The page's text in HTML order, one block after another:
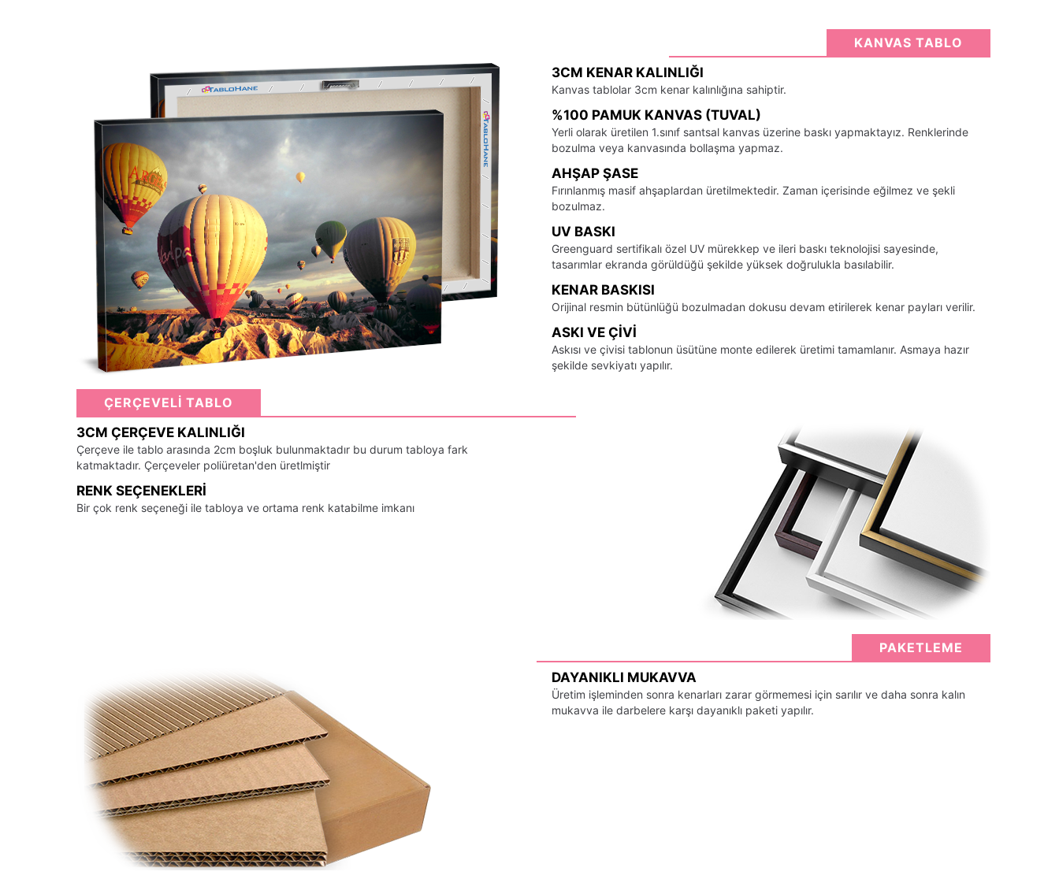
KANVAS TABLO
3CM KENAR KALINLIĞI
Kanvas tablolar 3cm kenar kalınlığına sahiptir.
%100 PAMUK KANVAS (TUVAL)
Yerli olarak üretilen 1.sınıf santsal kanvas üzerine baskı yapmaktayız. Renklerinde
bozulma veya kanvasında bollaşma yapmaz.
AHŞAP ŞASE
Fırınlanmış masif ahşaplardan üretilmektedir. Zaman içerisinde eğilmez ve şekli
bozulmaz.
UV BASKI
Greenguard sertifikalı özel UV mürekkep ve ileri baskı teknolojisi sayesinde,
tasarımlar ekranda görüldüğü şekilde yüksek doğrulukla basılabilir.
KENAR BASKISI
Orijinal resmin bütünlüğü bozulmadan dokusu devam etirilerek kenar payları verilir.
ASKI VE ÇIVI
Askısı ve çivisi tablonun üsütüne monte edilerek üretimi tamamlanır. Asmaya hazır
şekilde sevkiyatı yapılır.
ÇERÇEVELİ TABLO
3CM ÇERÇEVE KALINLIĞI
Çerçeve ile tablo arasında 2cm boşluk bulunmaktadır bu durum tabloya fark
katmaktadır. Çerçeveler poliüretan'den üretlmiştir
RENK SEÇENEKLERI
Bir çok renk seçeneği ile tabloya ve ortama renk katabilme imkanı
PAKETLEME
DAYANIKLI MUKAVVA
Üretim işleminden sonra kenarları zarar görmemesi için sarılır ve daha sonra kalın
mukavva ile darbelere karşı dayanıklı paketi yapılır.